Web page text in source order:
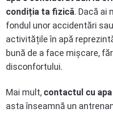
condiția ta fizică. Dacă ai
fondul unor accidentări
activitățile în apă
bună de a face mișcare,
disconfortului.
Mai mult, contactul cu
asta înseamnă un